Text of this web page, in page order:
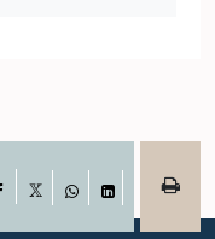
Facebook
WhatsAppLinkedIn